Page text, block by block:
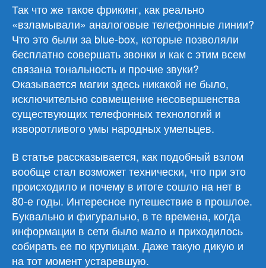
Так что же такое фрикинг, как реально
«взламывали» аналоговые телефонные линии?
Что это были за blue-box, которые позволяли
бесплатно совершать звонки и как с этим всем
связана тональность и прочие звуки?
Оказывается магии здесь никакой не было,
исключительно совмещение несовершенства
существующих телефонных технологий и
изворотливого умы народных умельцев.
В статье рассказывается, как подобный взлом
вообще стал возможет технически, что при это
происходило и почему в итоге сошло на нет в
80-е годы. Интересное путешествие в прошлое.
Буквально и фигурально, в те времена, когда
информации в сети было мало и приходилось
собирать ее по крупицам. Даже такую дикую и
на тот момент устаревшую.